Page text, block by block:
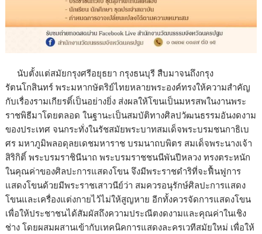
นับตั้งแต่สมัยกรุงศรีอยุธยา กรุงธนบุรี สืบมาจนถึงกรุง
รัตนโกสินทร์ พระมหากษัตริย์ไทยหลายพระองค์ทรงให้ความสำคัญ
กับเรื่องรามเกียรติ์เป็นอย่างยิ่ง ส่งผลให้โขนเป็นมหรสพในงานพระ
ราชพิธีมาโดยตลอด ในฐานะเป็นสมบัติทางศิลปวัฒนธรรมอันงดงาม
ของประเทศ จนกระทั่งในรัชสมัยพระบาทสมเด็จพระบรมชนกาธิเบ
ศร มหาภูมิพลอดุลยเดชมหาราช บรมนาถบพิตร สมเด็จพระนางเจ้า
สิริกิติ์ พระบรมราชินีนาถ พระบรมราชชนนีพันปีหลวง ทรงตระหนัก
ในคุณค่าของศิลปะการแสดงโขน จึงมีพระราชดำริที่จะฟื้นฟูการ
แสดงโขนด้วยมีพระราชเสาวนีย์ว่า สมควรอนุรักษ์ศิลปะการแสดง
โขนและเครื่องแต่งกายไว้ไม่ให้สูญหาย อีกทั้งควรจัดการแสดงโขน
เพื่อให้ประชาชนได้สัมผัสถึงความประณีตงดงามและคุณค่าในเชิง
ช่าง โดยผสมผสานเข้ากับเทคนิคการแสดงละครเวทีสมัยใหม่ เพื่อให้